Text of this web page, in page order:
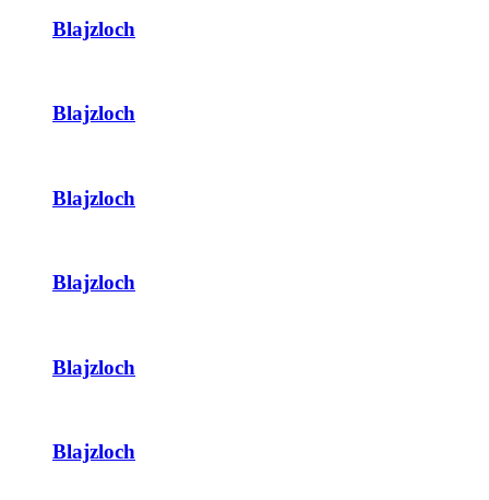
Blajzloch
Blajzloch
Blajzloch
Blajzloch
Blajzloch
Blajzloch